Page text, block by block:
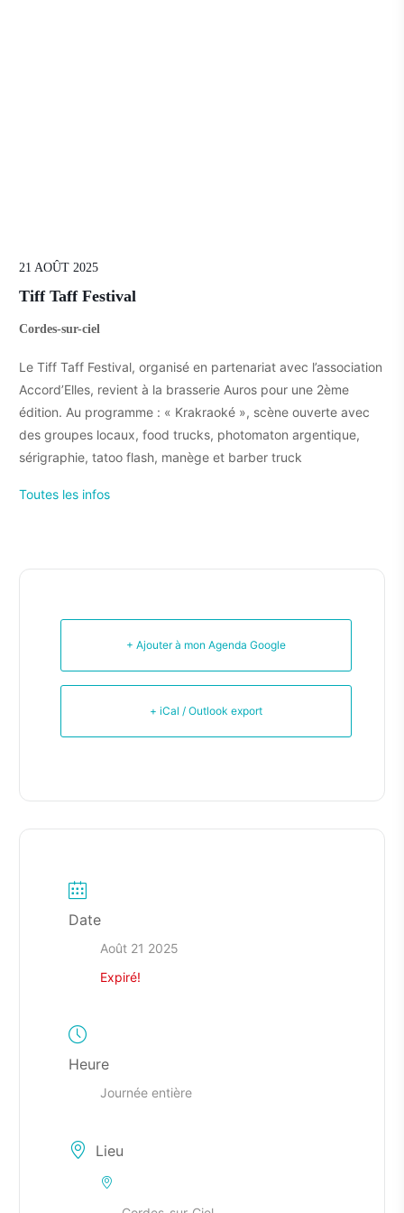
21 AOÛT 2025
Tiff Taff Festival
Cordes-sur-ciel
Le Tiff Taff Festival, organisé en partenariat avec l’association
Accord’Elles, revient à la brasserie Auros pour une 2ème
édition. Au programme : « Krakraoké », scène ouverte avec
des groupes locaux, food trucks, photomaton argentique,
sérigraphie, tatoo flash, manège et barber truck
Toutes les infos
+ Ajouter à mon Agenda Google
+ iCal / Outlook export
Date
Août 21 2025
Expiré!
Heure
Journée entière
Lieu